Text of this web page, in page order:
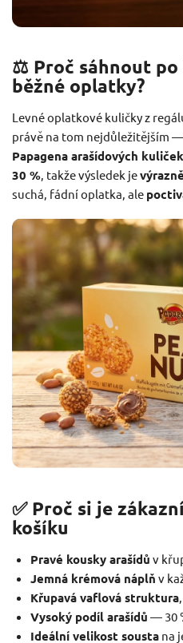
⚖️ Proč sáhnout po
běžné oplatky?
Levné oplatkové kuličky z
právě na tom nejdůležitějším
Papagena arašídových kuliček
30 %, takže výsledek je
suchá, fádní oplatka, ale
✅ Proč si je
košíku
Pravé kousky arašídů v
Jemná krémová náplň v
Křupavá vaflová struktura
Vysoký podíl arašídů — 30
Ideální velikost soustana